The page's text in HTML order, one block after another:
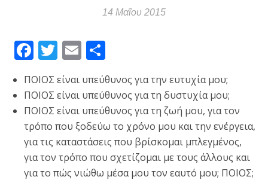
14 Μαΐου 2015
Facebook
Twitter
Email
ΠΟΙΟΣ είναι υπεύθυνος για την ευτυχία μου;
ΠΟΙΟΣ είναι υπεύθυνος για τη δυστυχία μου;
ΠΟΙΟΣ είναι υπεύθυνος για τη ζωή μου, για τον
τρόπο που ξοδεύω το χρόνο μου και την ενέργεια,
για τις καταστάσεις που βρίσκομαι μπλεγμένος,
για τον τρόπο που σχετίζομαι με τους άλλους και
για το πώς νιώθω μέσα μου τον εαυτό μου; ΠΟΙΟΣ;